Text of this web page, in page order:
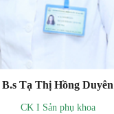
B.s Tạ Thị Hồng Duyên
CK I Sản phụ khoa